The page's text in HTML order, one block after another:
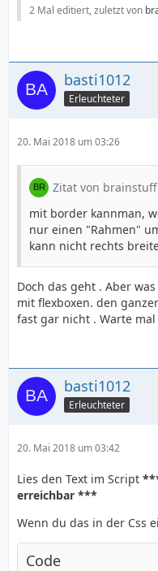
2 Mal editiert, zuletzt von
basti1012
Erleuchteter
20. Mai 2018 um 03:26
Zitat von brainstuff
mit border kannman,
nur einen "Rahmen"
kann nicht rechts
Doch das geht . Aber
mit flexboxen. den
fast gar nicht . Warte
basti1012
Erleuchteter
20. Mai 2018 um 03:42
Lies den Text im Script
erreichbar ***
Wenn du das in der Css
Code